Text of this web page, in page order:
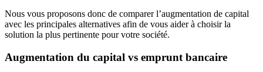
Nous vous proposons donc de comparer l’augmentation de capital
avec les principales alternatives afin de vous aider à choisir la
solution la plus pertinente pour votre société.
Augmentation du capital vs emprunt bancaire